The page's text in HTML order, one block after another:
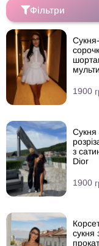
Фільтри
Сукня-
1900
Сукня
з
Dior
1900
сукня